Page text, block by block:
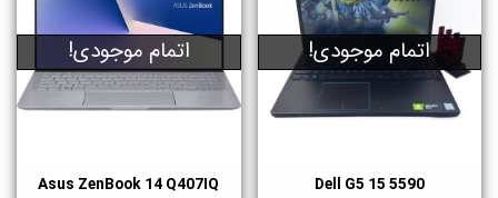
اتمام موجودی!
Dell G5 15 5590
اتمام موجودی!
Asus ZenBook 14 Q407IQ